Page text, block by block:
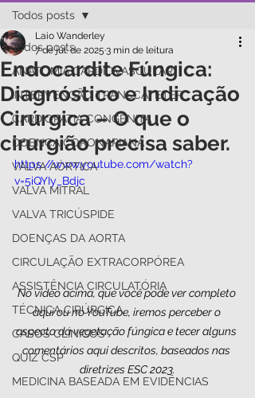
Todos posts
ANATOMIA CARDIOVASCULAR
INTERVENÇÃO TRANSCATETER
CARDIOPATIA CONGÊNITA
DOENÇA CORONARIANA
VALVA AÓRTICA
VALVA MITRAL
VALVA TRICÚSPIDE
DOENÇAS DA AORTA
CIRCULAÇÃO EXTRACORPÓREA
ASSISTÊNCIA CIRCULATÓRIA
TÉCNICA CIRÚRGICA
CASOS CLÍNICOS
QUIZ CSP
MEDICINA BASEADA EM EVIDÊNCIAS
Todos posts
Endocardite Fúngica:
Diagnóstico e Indicação
Cirúrgica – O que o
cirurgião precisa saber.
Laio Wanderley
7 de jul. de 2025 3 min de leitura
https://www.youtube.com/watch?
v=5iQYIy_Bdjc
No vídeo acima, que você pode ver completo
aqui ou no YouTube, iremos perceber o
aspecto da vegetação fúngica e tecer alguns
comentários aqui descritos, baseados nas
diretrizes ESC 2023.